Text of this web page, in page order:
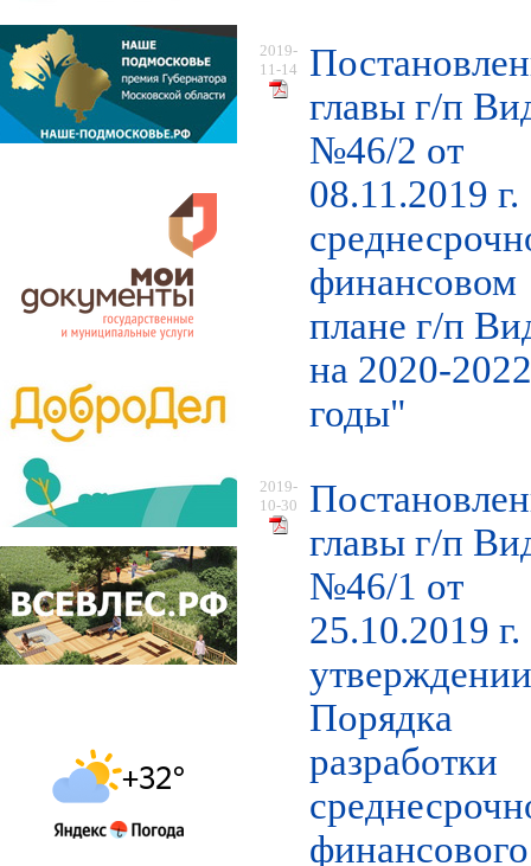
2019-
11-14
главы г/п
№46/2 от
08.11.2019
финансовом
плане г/п
на 2020-2022
годы"
2019-
10-30
главы г/п
№46/1 от
25.10.2019
утверждении
Порядка
разработки
финансового